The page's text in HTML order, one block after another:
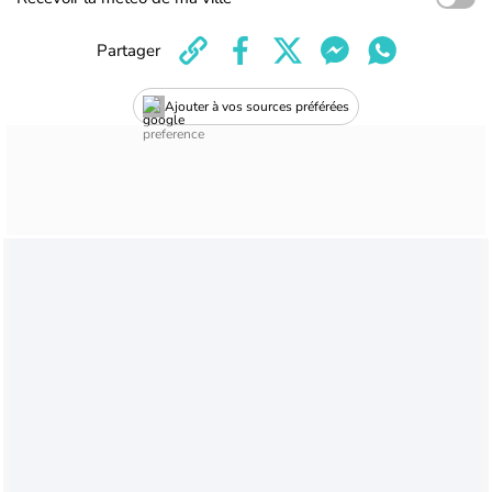
Ajouter à vos sources préférées
Partager